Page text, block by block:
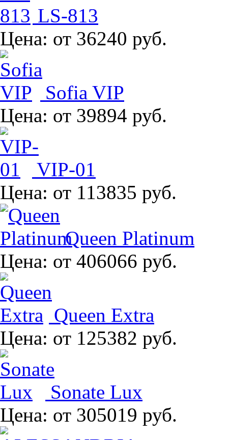
LS-813
Цена: от 36240 руб.
Sofia VIP
Цена: от 39894 руб.
VIP-01
Цена: от 113835 руб.
Queen Platinum
Цена: от 406066 руб.
Queen Extra
Цена: от 125382 руб.
Sonate Lux
Цена: от 305019 руб.